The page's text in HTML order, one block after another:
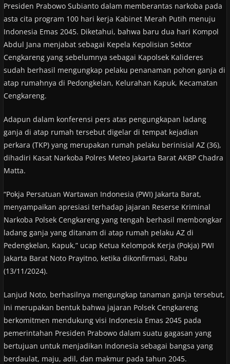
Presiden Prabowo Subianto dalam memberantas narkoba pada
asta cita program 100 hari kerja Kabinet Merah Putih menuju
Indonesia Emas 2045. Diketahui, bahwa baru dua hari Kompol
Abdul Jana menjabat sebagai Kepela Kepolisian Sektor
Cengkareng yang sebelumnya sebagai Kapolsek Kalideres
sudah berhasil mengungkap pelaku penanaman pohon ganja di
atap rumahnya di Pedongkelan, Kelurahan Kapuk, Kecamatan
Cengkareng.
Adapun dalam konferensi pers atas pengungkapan ladang
ganja di atap rumah tersebut digelar di tempat kejadian
perkara (TKP) yang merupakan rumah pelaku berinisial AZ (36),
dihadiri Kasat Narkoba Polres Meteo Jakarta Barat AKBP Chadra
Matta.
“Pokja Persatuan Wartawan Indonesia (PWI) Jakarta Barat,
menyampaikan apresiasi terhadap jajaran Reserse Kriminal
Narkoba Polsek Cengkareng yang tengah berhasil membongkar
ladang ganja yang ditanam di atap rumah pelaku AZ di
Pedengkelan, Kapuk,” ucap Ketua Kelompok Kerja (Pokja) PWI
Jakarta Barat Noto Prayitno, ketika dikonfirmasi, Rabu
(13/11/2024).
Lanjud Noto, berhasilnya mengungkap tanaman ganja tersebut,
ini merupakan bentuk bahwa jajaran Polsek Cengkareng
berkomitmen mendukung visi Indonesia Emas 2045 pada
pemerintahan Presiden Prabowo dalam suatu gagasan yang
bertujuan untuk menjadikan Indonesia sebagai bangsa yang
berdaulat, maju, adil, dan makmur pada tahun 2045.